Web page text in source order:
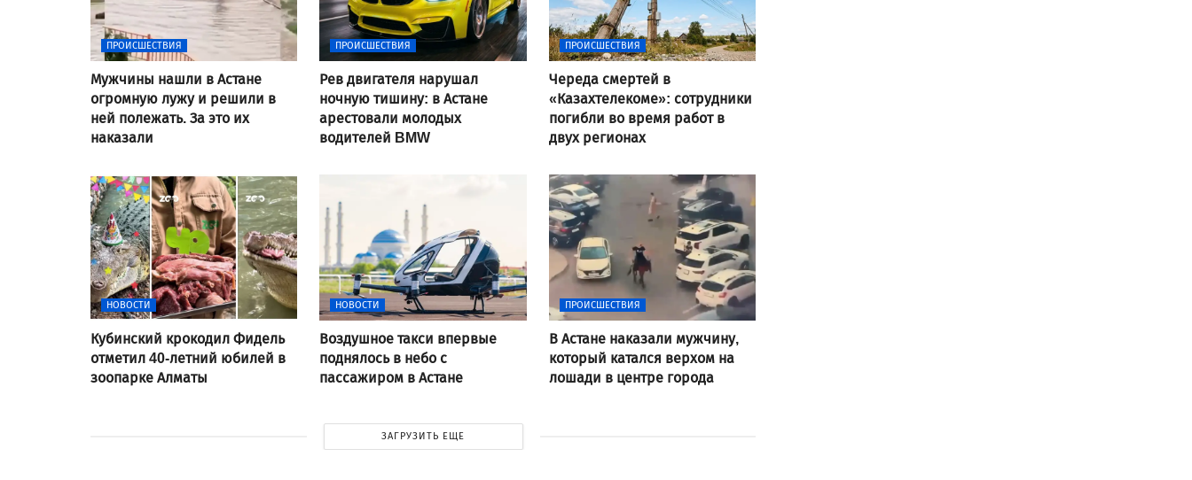
ПРОИСШЕСТВИЯ
Мужчины нашли в Астане
огромную лужу и решили в
ней полежать. За это их
наказали
ПРОИСШЕСТВИЯ
Рев двигателя нарушал
ночную тишину: в Астане
арестовали молодых
водителей BMW
ПРОИСШЕСТВИЯ
Череда смертей в
«Казахтелекоме»: сотрудники
погибли во время работ в
двух регионах
НОВОСТИ
Кубинский крокодил Фидель
отметил 40-летний юбилей в
зоопарке Алматы
НОВОСТИ
Воздушное такси впервые
поднялось в небо с
пассажиром в Астане
ПРОИСШЕСТВИЯ
В Астане наказали мужчину,
который катался верхом на
лошади в центре города
ЗАГРУЗИТЬ ЕЩЕ